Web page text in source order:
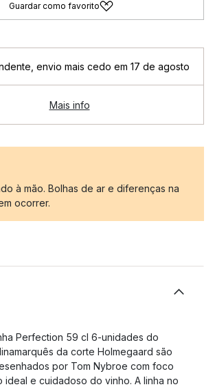
Guardar como favorito
envio mais cedo em 17 de agosto
Mais info
à mão. Bolhas de ar e diferenças na
ocorrer.
Perfection 59 cl 6-unidades do
da corte Holmegaard são
por Tom Nybroe com foco
ideal e cuidadoso do vinho. A linha no